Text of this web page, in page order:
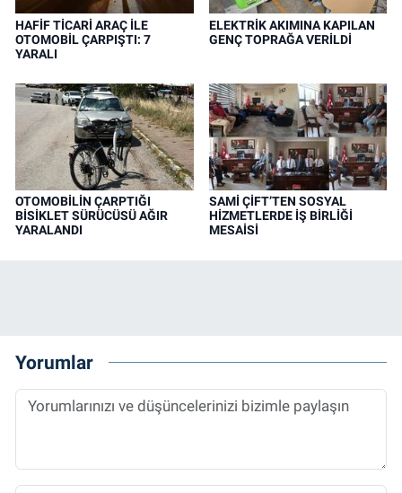
HAFİF TİCARİ ARAÇ İLE
OTOMOBİL ÇARPIŞTI: 7
YARALI
ELEKTRİK AKIMINA KAPILAN
GENÇ TOPRAĞA VERİLDİ
OTOMOBİLİN ÇARPTIĞI
BİSİKLET SÜRÜCÜSÜ AĞIR
YARALANDI
SAMİ ÇİFT’TEN SOSYAL
HİZMETLERDE İŞ BİRLİĞİ
MESAİSİ
Yorumlar